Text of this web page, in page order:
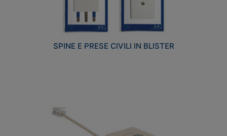
SPINE E PRESE CIVILI IN BLISTER